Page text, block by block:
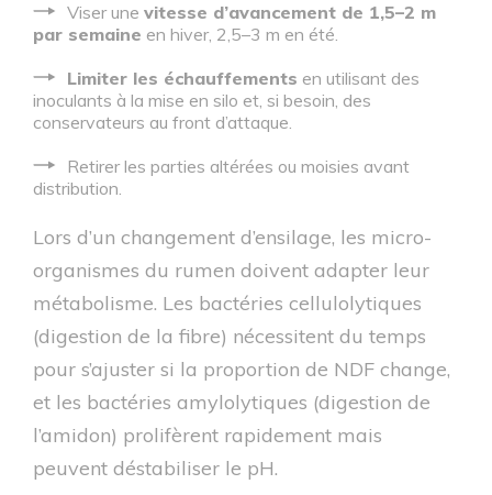
Viser une vitesse d’avancement de 1,5–2 m
par semaine en hiver, 2,5–3 m en été.
Limiter les échauffements en utilisant des
inoculants à la mise en silo et, si besoin, des
conservateurs au front d’attaque.
Retirer les parties altérées ou moisies avant
distribution.
Lors d’un changement d’ensilage, les micro-
organismes du rumen doivent adapter leur
métabolisme. Les bactéries cellulolytiques
(digestion de la fibre) nécessitent du temps
pour s’ajuster si la proportion de NDF change,
et les bactéries amylolytiques (digestion de
l’amidon) prolifèrent rapidement mais
peuvent déstabiliser le pH.